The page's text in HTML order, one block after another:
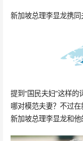
新加坡总理李显龙携
提到“国民夫妇”这样
哪对模范夫妻？不过
新加坡总理李显龙和他